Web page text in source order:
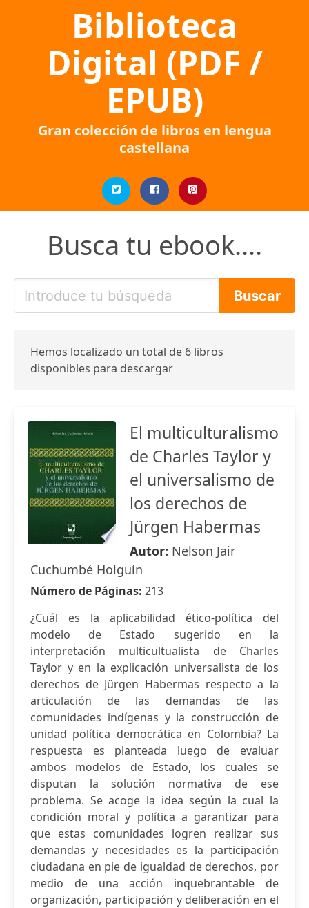
Biblioteca
Digital (PDF /
EPUB)
Gran colección de libros en lengua
castellana
Busca tu ebook....
Hemos localizado un total de 6 libros
disponibles para descargar
El multiculturalismo
de Charles Taylor y
el universalismo de
los derechos de
Jürgen Habermas
Autor: Nelson Jair
Cuchumbé Holguín
Número de Páginas: 213
¿Cuál es la aplicabilidad ético-política del
modelo de Estado sugerido en la
interpretación multicultualista de Charles
Taylor y en la explicación universalista de los
derechos de Jürgen Habermas respecto a la
articulación de las demandas de las
comunidades indígenas y la construcción de
unidad política democrática en Colombia? La
respuesta es planteada luego de evaluar
ambos modelos de Estado, los cuales se
disputan la solución normativa de ese
problema. Se acoge la idea según la cual la
condición moral y política a garantizar para
que estas comunidades logren realizar sus
demandas y necesidades es la participación
ciudadana en pie de igualdad de derechos, por
medio de una acción inquebrantable de
organización, participación y deliberación en el